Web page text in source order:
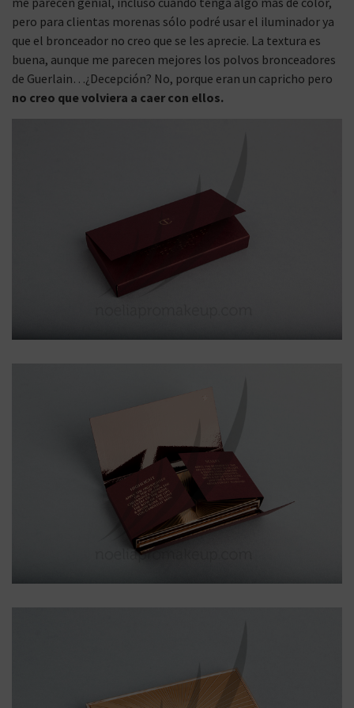
pero para clientas morenas sólo podré usar el iluminador ya
que el bronceador no creo que se les aprecie. La textura es
buena, aunque me parecen mejores los polvos bronceadores
de Guerlain…¿Decepción? No, porque eran un capricho pero
no creo que volviera a caer con ellos.